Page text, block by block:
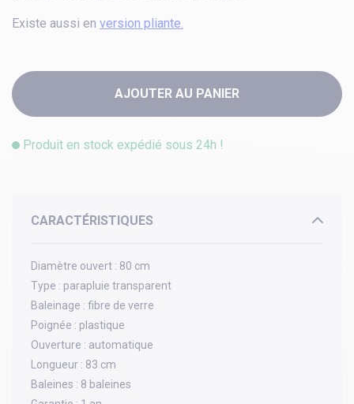
Existe aussi en version pliante.
AJOUTER AU PANIER
Produit en stock expédié sous 24h !
CARACTÉRISTIQUES
Diamètre ouvert : 80 cm
Type : parapluie transparent
Baleinage : fibre de verre
Poignée : plastique
Ouverture : automatique
Longueur : 83 cm
Baleines : 8 baleines